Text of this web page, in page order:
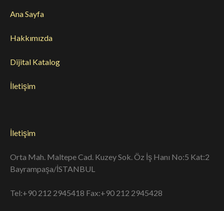
Ana Sayfa
Hakkımızda
Dijital Katalog
İletişim
İletişim
Orta Mah. Maltepe Cad. Kuzey Sok. Öz İş Hanı No:5 Kat:2
Bayrampaşa/İSTANBUL
Tel:+90 212 2945418 Fax:+90 212 2945428